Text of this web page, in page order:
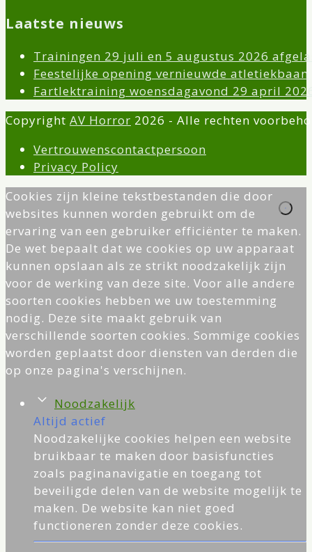
Laatste nieuws
Trainingen 29 juli en 5 augustus 2026
Feestelijke opening vernieuwde atletiekbaan
Fartlektraining woensdagavond 29 april
Copyright AV Horror 2026 - Alle rechten
Vertrouwenscontactpersoon
Privacy Policy
Cookies zijn kleine tekstbestanden die door
websites kunnen worden gebruikt om de
ervaring van een gebruiker efficiënter te maken.
De wet bepaalt dat we cookies op uw apparaat
kunnen opslaan als ze strikt noodzakelijk zijn
voor de werking van deze site. Voor alle andere
soorten cookies hebben we uw toestemming
nodig. Deze site maakt gebruik van
verschillende soorten cookies. Sommige cookies
worden geplaatst door diensten van derden die
op onze pagina's verschijnen.
Noodzakelijk
Altijd actief
Noodzakelijke cookies helpen een website
bruikbaar te maken door basisfuncties
zoals paginanavigatie en toegang tot
beveiligde delen van de website mogelijk te
maken. De website kan niet goed
functioneren zonder deze cookies.